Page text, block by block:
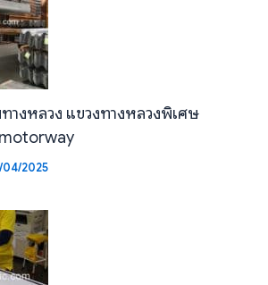
ทางหลวง แขวงทางหลวงพิเศษ
motorway
04/2025